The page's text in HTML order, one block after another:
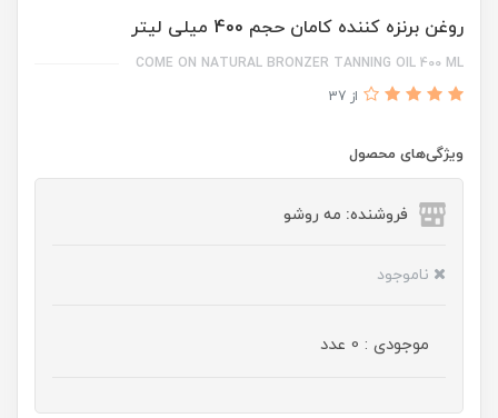
روغن برنزه کننده کامان حجم 400 میلی لیتر
COME ON NATURAL BRONZER TANNING OIL 400 ML
از 37
ویژگی‌های محصول
فروشنده: مه رو‌شو
ناموجود
موجودی : 0 عدد